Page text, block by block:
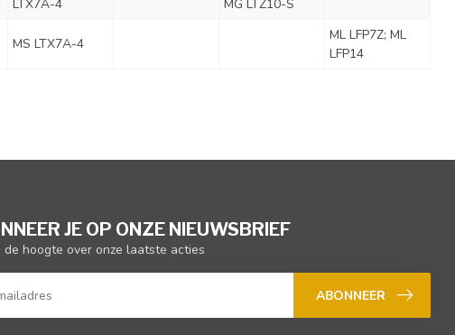
LTX7A-4
MG LTZ10-S
MS LTX7A-4
ML LFP7Z; ML
LFP14
JE OP ONZE NIEUWSBRIEF
de hoogte over onze laatste acties
ABONNEER